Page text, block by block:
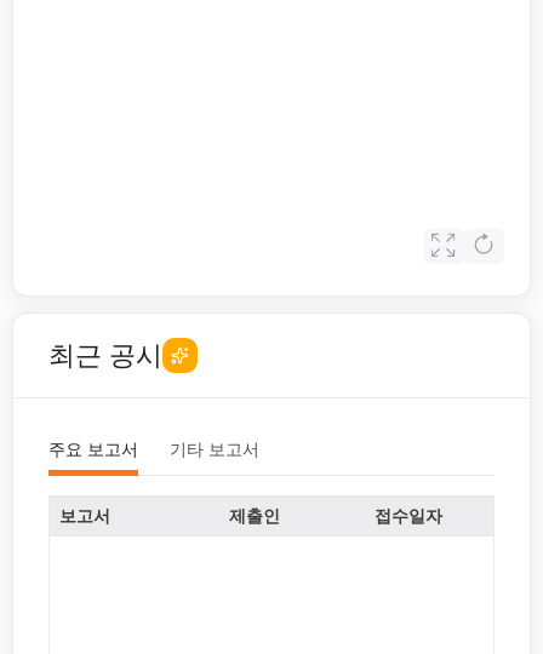
최근 공시
주요 보고서 기타 보고서
보고서 제출인 접수일자